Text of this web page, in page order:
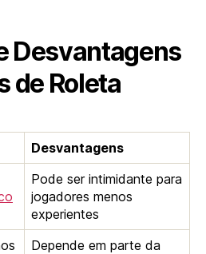
Desvantagens
de Roleta
Desvantagens
Pode ser intimidante para
jogadores menos
experientes
Depende em parte da